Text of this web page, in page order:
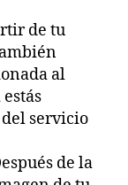
de tu
al
servicio
de la